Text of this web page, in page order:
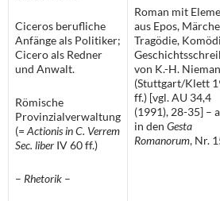
Ciceros berufliche
Anfänge als Politiker;
Cicero als Redner
und Anwalt.
Römische
Provinzialverwaltung
(= Actionis in C. Verrem
Sec. liber IV 60 ff.)
– Rhetorik –
Roman mit
aus Epos,
Tragödie,
von K.-H.
(Stuttgart/Klett
ff.) [vgl. AU 34,4
(1991), 28-35] –
in den Gesta
Romanorum, Nr.